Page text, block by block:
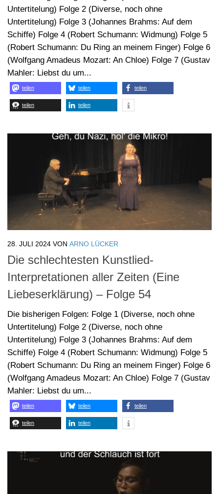
28. JULI 2024VONARNO LÜCKER
Die schlechtesten Kunstlied-
Interpretationen aller Zeiten (Eine
Liebeserklärung) – Folge 54
Die bisherigen Folgen: Folge 1 (Diverse, noch ohne
Untertitelung) Folge 2 (Diverse, noch ohne
Untertitelung) Folge 3 (Johannes Brahms: Auf dem
Schiffe) Folge 4 (Robert Schumann: Widmung) Folge 5
(Robert Schumann: Du Ring an meinem Finger) Folge 6
Mahler: Liebst du um...
teilen teilen teilen
teilen teilen
24. JULI 2024VONARNO LÜCKER
Die schlechtesten Kunstlied-
Interpretationen aller Zeiten (Eine